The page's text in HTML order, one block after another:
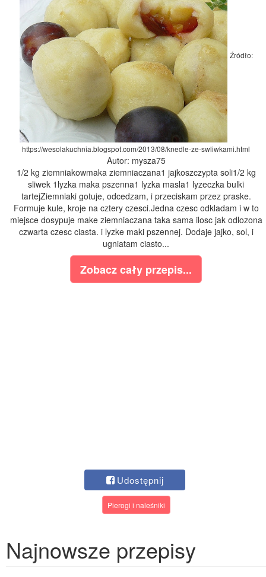
Źródło:
https://wesolakuchnia.blogspot.com/2013/08/knedle-ze-swliwkami.html
Autor: mysza75
1/2 kg ziemniakowmaka ziemniaczana1 jajkoszczypta soli1/2 kg
sliwek 1lyzka maka pszenna1 lyzka masla1 lyzeczka bulki
tartejZiemniaki gotuje, odcedzam, i przeciskam przez praske.
Formuje kule, kroje na cztery czesci.Jedna czesc odkladam i w to
miejsce dosypuje make ziemniaczana taka sama ilosc jak odlozona
czwarta czesc ciasta. i lyzke maki pszennej. Dodaje jajko, sol, i
ugniatam ciasto...
Zobacz cały przepis...
Udostępnij
Pierogi i naleśniki
Najnowsze przepisy